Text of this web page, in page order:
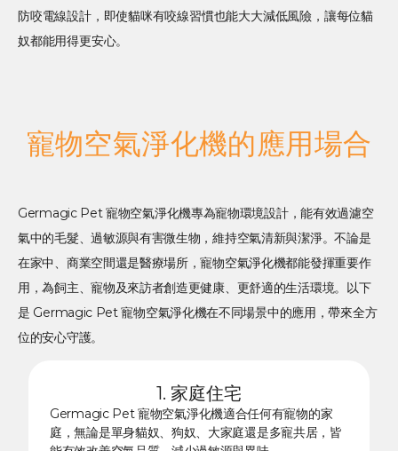
防咬電線設計，即使貓咪有咬線習慣也能大大減低風險，讓每位貓
奴都能用得更安心。
寵物空氣淨化機的應用場合
Germagic Pet 寵物空氣淨化機專為寵物環境設計，能有效過濾空
氣中的毛髮、過敏源與有害微生物，維持空氣清新與潔淨。不論是
在家中、商業空間還是醫療場所，寵物空氣淨化機都能發揮重要作
用，為飼主、寵物及來訪者創造更健康、更舒適的生活環境。以下
是 Germagic Pet 寵物空氣淨化機在不同場景中的應用，帶來全方
位的安心守護。
1. 家庭住宅
Germagic Pet 寵物空氣淨化機適合任何有寵物的家
庭，無論是單身貓奴、狗奴、大家庭還是多寵共居，皆